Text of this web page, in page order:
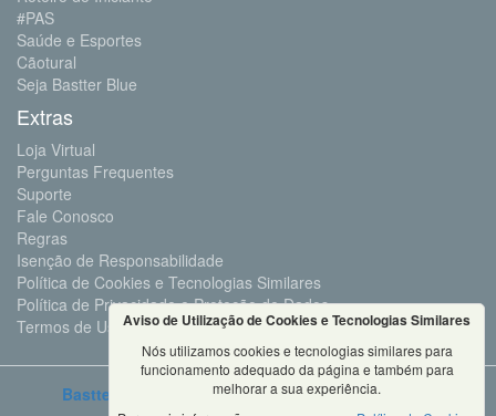
#PAS
Saúde e Esportes
Cãotural
Seja Bastter Blue
Extras
Loja Virtual
Perguntas Frequentes
Suporte
Fale Conosco
Regras
Isenção de Responsabilidade
Política de Cookies e Tecnologias Similares
Política de Privacidade e Proteção de Dados
Termos de Uso
Bastter.com 2001 ©Todos os Direitos Reservados
Aviso de Utilização de Cookies e Tecnologias Similares
Nós utilizamos cookies e tecnologias similares para
funcionamento adequado da página e também para
melhorar a sua experiência.